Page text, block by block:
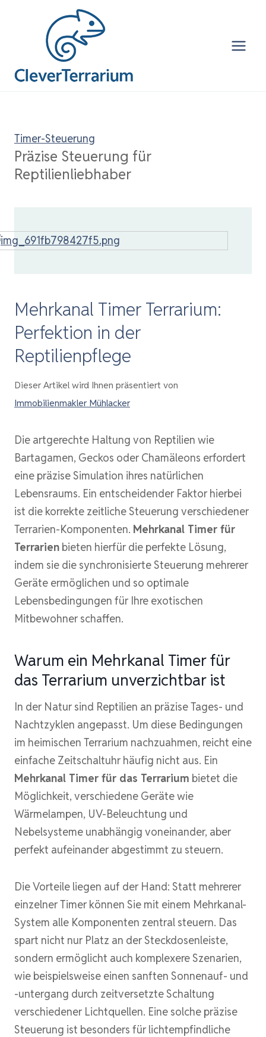
Timer-Steuerung
Präzise Steuerung für
Reptilienliebhaber
Mehrkanal Timer Terrarium:
Perfektion in der
Reptilienpflege
Dieser Artikel wird Ihnen präsentiert von
Immobilienmakler Mühlacker
Die artgerechte Haltung von Reptilien wie
Bartagamen, Geckos oder Chamäleons erfordert
eine präzise Simulation ihres natürlichen
Lebensraums. Ein entscheidender Faktor hierbei
ist die korrekte zeitliche Steuerung verschiedener
Terrarien-Komponenten. Mehrkanal Timer für
Terrarien bieten hierfür die perfekte Lösung,
indem sie die synchronisierte Steuerung mehrerer
Geräte ermöglichen und so optimale
Lebensbedingungen für Ihre exotischen
Mitbewohner schaffen.
Warum ein Mehrkanal Timer für
das Terrarium unverzichtbar ist
In der Natur sind Reptilien an präzise Tages- und
Nachtzyklen angepasst. Um diese Bedingungen
im heimischen Terrarium nachzuahmen, reicht eine
einfache Zeitschaltuhr häufig nicht aus. Ein
Mehrkanal Timer für das Terrarium bietet die
Möglichkeit, verschiedene Geräte wie
Wärmelampen, UV-Beleuchtung und
Nebelsysteme unabhängig voneinander, aber
perfekt aufeinander abgestimmt zu steuern.
Die Vorteile liegen auf der Hand: Statt mehrerer
einzelner Timer können Sie mit einem Mehrkanal-
System alle Komponenten zentral steuern. Das
spart nicht nur Platz an der Steckdosenleiste,
sondern ermöglicht auch komplexere Szenarien,
wie beispielsweise einen sanften Sonnenauf- und
-untergang durch zeitversetzte Schaltung
verschiedener Lichtquellen. Eine solche präzise
Steuerung ist besonders für lichtempfindliche